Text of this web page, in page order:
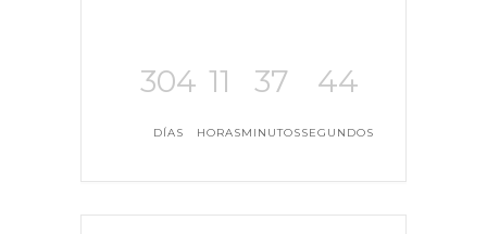
304
DÍAS
11
HORAS
37
MINUTOS
44
SEGUNDOS